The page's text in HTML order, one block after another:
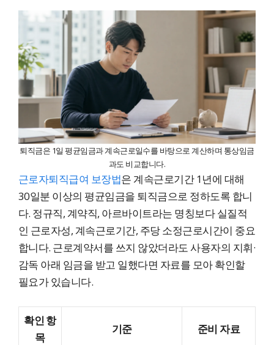
퇴직금은 1일 평균임금과 계속근로일수를 바탕으로 계산하며 통상임금
과도 비교합니다.
근로자퇴직급여 보장법은 계속근로기간 1년에 대해
30일분 이상의 평균임금을 퇴직금으로 정하도록 합니
다. 정규직, 계약직, 아르바이트라는 명칭보다 실질적
인 근로자성, 계속근로기간, 주당 소정근로시간이 중요
합니다. 근로계약서를 쓰지 않았더라도 사용자의 지휘·
감독 아래 임금을 받고 일했다면 자료를 모아 확인할
필요가 있습니다.
확인 항
목
기준 준비 자료